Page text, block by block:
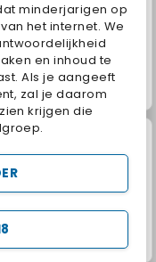
minderjarigen op
het internet. We
en inhoud te
Als je aangeeft
zal je daarom
krijgen die
Aqua Blitz 2
Garden Tales